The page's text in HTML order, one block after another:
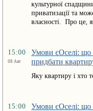
культурної
приватизації та
власності. Про це,
15:00
08 Авг
Умови єОселі: що
придбати
Яку квартиру і хто
15:00
Умови єОселі: що